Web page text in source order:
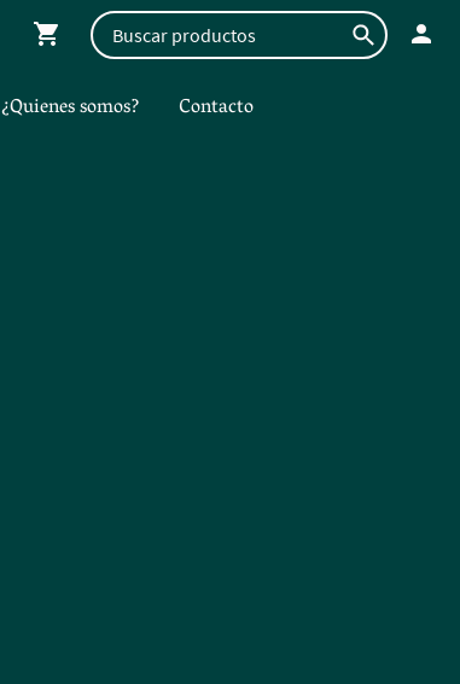
¿Quienes somos? Contacto